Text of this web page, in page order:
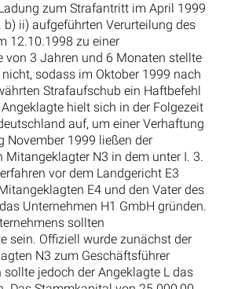
zum Strafantritt im April 1999
b) ii) aufgeführten Verurteilung des
12.10.1998 zu einer
von 3 Jahren und 6 Monaten stellte
sodass im Oktober 1999 nach
Strafaufschub ein Haftbefehl
hielt sich in der Folgezeit
auf, um einer Verhaftung
November 1999 ließen der
Mitangeklagter N3 in dem unter I. 3.
vor dem Landgericht E3
E4 und den Vater des
Unternehmen H1 GmbH gründen.
sollten
sein. Offiziell wurde zunächst der
N3 zum Geschäftsführer
jedoch der Angeklagte L das